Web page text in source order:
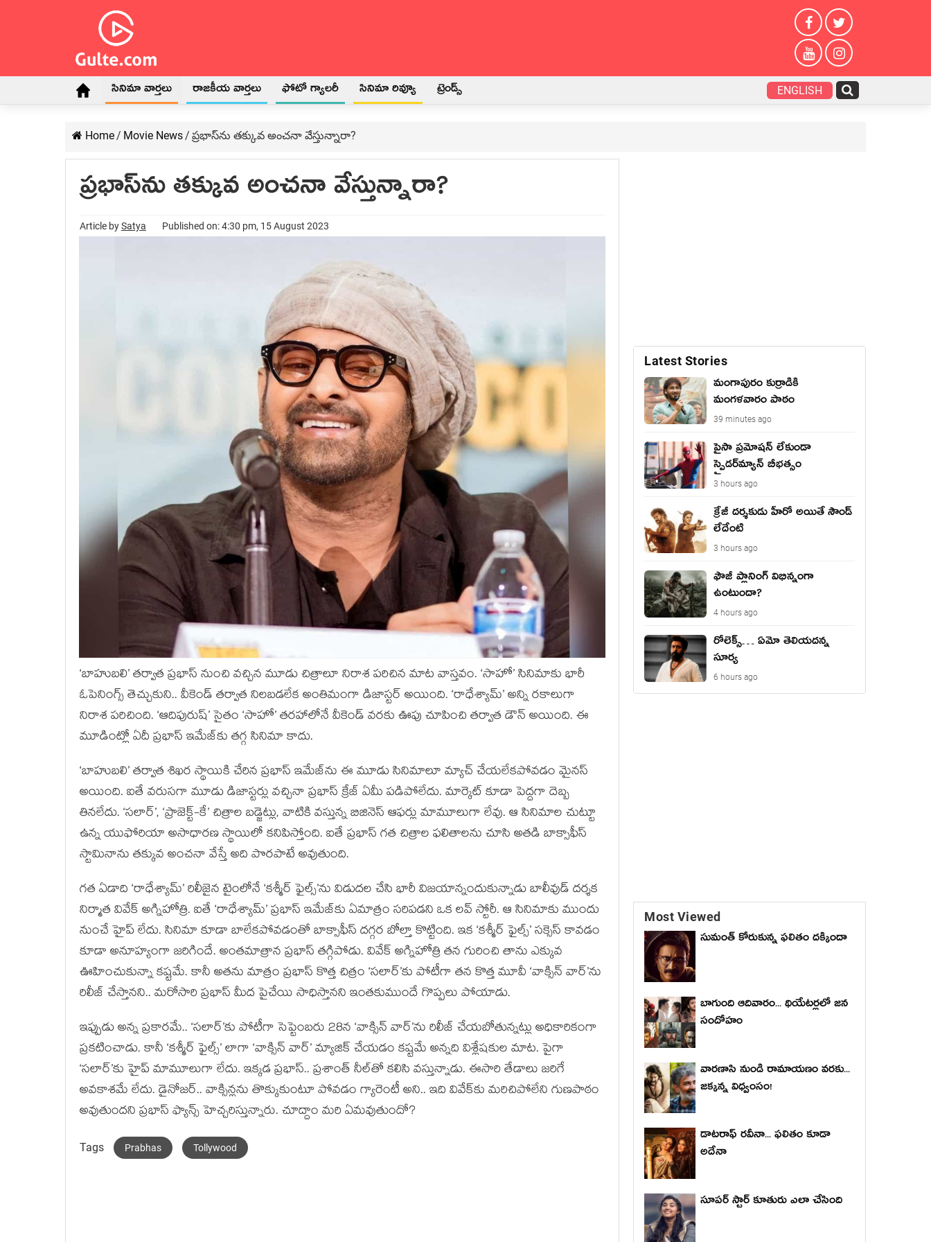
సినిమా వార్తలు రాజకీయ వార్తలు ఫోటో గ్యాలరీ సినిమా రివ్యూ ట్రెండ్స్ ENGLISH
Home/ Movie News/ ప్రభాస్‌ను తక్కువ అంచనా వేస్తున్నారా?
ప్రభాస్‌ను తక్కువ అంచనా వేస్తున్నారా?
Article bySatya Published on: 4:30 pm, 15 August 2023
‘బాహుబలి’ తర్వాత ప్రభాస్ నుంచి వచ్చిన మూడు చిత్రాలూ నిరాశ పరిచిన మాట వాస్తవం. ‘సాహో’ సినిమాకు భారీ
ఓపెనింగ్స్ తెచ్చుకుని.. వీకెండ్ తర్వాత నిలబడలేక అంతిమంగా డిజాస్టర్ అయింది. ‘రాధేశ్యామ్’ అన్ని రకాలుగా
నిరాశ పరిచింది. ‘ఆదిపురుష్’ సైతం ‘సాహో’ తరహాలోనే వీకెండ్ వరకు ఊపు చూపించి తర్వాత డౌన్ అయింది. ఈ
మూడింట్లో ఏదీ ప్రభాస్ ఇమేజ్‌కు తగ్గ సినిమా కాదు.
‘బాహుబలి’ తర్వాత శిఖర స్థాయికి చేరిన ప్రభాస్ ఇమేజ్‌ను ఈ మూడు సినిమాలూ మ్యాచ్ చేయలేకపోవడం మైనస్
అయింది. ఐతే వరుసగా మూడు డిజాస్టర్లు వచ్చినా ప్రభాస్ క్రేజ్ ఏమీ పడిపోలేదు. మార్కెట్ కూడా పెద్దగా దెబ్బ
తినలేదు. ‘సలార్’, ‘ప్రాజెక్ట్-కే’ చిత్రాల బడ్జెట్లు, వాటికి వస్తున్న బిజినెస్ ఆఫర్లు మామూలుగా లేవు. ఆ సినిమాల చుట్టూ
ఉన్న యుఫోరియా అసాధారణ స్థాయిలో కనిపిస్తోంది. ఐతే ప్రభాస్ గత చిత్రాల ఫలితాలను చూసి అతడి బాక్సాఫీస్
స్టామినాను తక్కువ అంచనా వేస్తే అది పొరపాటే అవుతుంది.
గత ఏడాది ‘రాధేశ్యామ్’ రిలీజైన టైంలోనే ‘కశ్మీర్ ఫైల్స్’ను విడుదల చేసి భారీ విజయాన్నందుకున్నాడు బాలీవుడ్ దర్శక
నిర్మాత వివేక్ అగ్నిహోత్రి. ఐతే ‘రాధేశ్యామ్’ ప్రభాస్ ఇమేజ్‌కు ఏమాత్రం సరిపడని ఒక లవ్ స్టోరీ. ఆ సినిమాకు ముందు
నుంచే హైప్ లేదు. సినిమా కూడా బాలేకపోవడంతో బాక్సాఫీస్ దగ్గర బోల్తా కొట్టింది. ఇక ‘కశ్మీర్ ఫైల్స్’ సక్సెస్ కావడం
కూడా అనూహ్యంగా జరిగిందే. అంతమాత్రాన ప్రభాస్ తగ్గిపోడు. వివేక్ అగ్నిహోత్రి తన గురించి తాను ఎక్కువ
ఊహించుకున్నా కష్టమే. కానీ అతను మాత్రం ప్రభాస్ కొత్త చిత్రం ‘సలార్’కు పోటీగా తన కొత్త మూవీ ‘వాక్సిన్ వార్’ను
రిలీజ్ చేస్తానని.. మరోసారి ప్రభాస్ మీద పైచేయి సాధిస్తానని ఇంతకుముందే గొప్పలు పోయాడు.
ఇప్పుడు అన్న ప్రకారమే.. ‘సలార్’కు పోటీగా సెప్టెంబరు 28న ‘వాక్సిన్ వార్’ను రిలీజ్ చేయబోతున్నట్లు అధికారికంగా
ప్రకటించాడు. కానీ ‘కశ్మీర్ ఫైల్స్’ లాగా ‘వాక్సిన్ వార్’ మ్యాజిక్ చేయడం కష్టమే అన్నది విశ్లేషకుల మాట. పైగా
‘సలార్’కు హైప్ మామూలుగా లేదు. ఇక్కడ ప్రభాస్‌.. ప్రశాంత్ నీల్‌తో కలిసి వస్తున్నాడు. ఈసారి తేడాలు జరిగే
అవకాశమే లేదు. డైనోజర్‌.. వాక్సిన్లను తొక్కుకుంటూ పోవడం గ్యారెంటీ అని.. ఇది వివేక్‌కు మరిచిపోలేని గుణపాఠం
అవుతుందని ప్రభాస్ ఫ్యాన్స్ హెచ్చరిస్తున్నారు. చూద్దాం మరి ఏమవుతుందో?
Tags Prabhas Tollywood
Latest Stories
మంగాపురం కుర్రాడికి
మంగళవారం పాఠం
39 minutes ago
పైసా ప్రమోషన్ లేకుండా
స్పైడర్‌మ్యాన్ బీభత్సం
3 hours ago
క్రేజీ దర్శకుడు హీరో అయితే సౌండ్
లేదేంటి
3 hours ago
ఫౌజీ ప్లానింగ్ విభిన్నంగా
ఉంటుందా?
4 hours ago
రోలెక్స్… ఏమో తెలియదన్న
సూర్య
6 hours ago
Most Viewed
సుమంత్ కోరుకున్న ఫలితం దక్కిందా
బాగుంది ఆదివారం... థియేటర్లలో జన
సందోహం
వారణాసి నుండి రామాయణం వరకు...
జక్కన్న విధ్వంసం!
డాటరాఫ్ రవీనా... ఫలితం కూడా
అదేనా
సూపర్ స్టార్ కూతురు ఎలా చేసింది